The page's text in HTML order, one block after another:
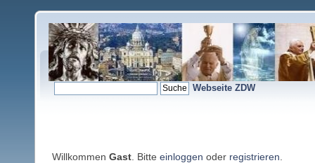
Webseite ZDW
Willkommen Gast . Bitte einloggen oder registrieren